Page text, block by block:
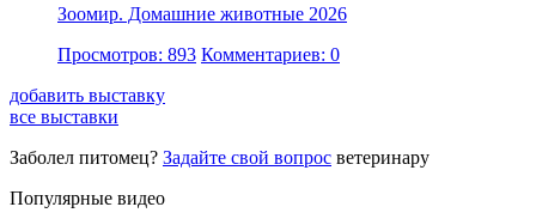
Зоомир. Домашние животные 2026
Просмотров: 893 Комментариев: 0
добавить выставку
все выставки
Заболел питомец? Задайте свой вопрос ветеринару
Популярные видео